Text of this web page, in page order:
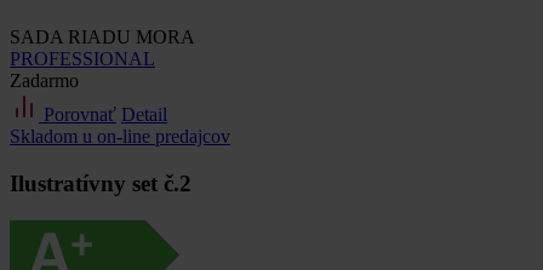
SADA RIADU MORA
PROFESSIONAL
Zadarmo
Porovnať Detail
Skladom u on-line predajcov
Ilustratívny set č.2